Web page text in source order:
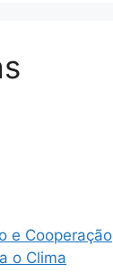
e Cooperação
o Clima